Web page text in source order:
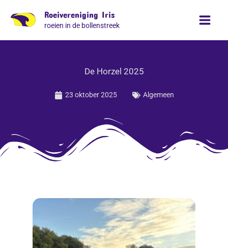
naar
Roeivereniging Iris
roeien in de bollenstreek
De Horzel 2025
23 oktober 2025 Algemeen